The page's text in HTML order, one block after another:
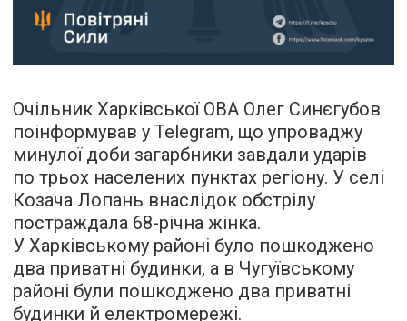
Очільник Харківської ОВА Олег Синєгубов
поінформував у Telegram, що упроваджу
минулої доби загарбники завдали ударів
по трьох населених пунктах регіону. У селі
Козача Лопань внаслідок обстрілу
постраждала 68-річна жінка.
У Харківському районі було пошкоджено
два приватні будинки, а в Чугуївському
районі були пошкоджено два приватні
будинки й електромережі.